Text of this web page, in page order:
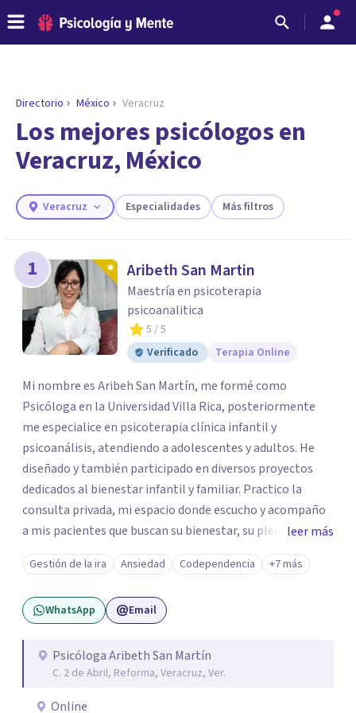
ENCONTRAR MI TERAPEUTA
¿Necesitas ayuda para encontrar el
psicólogo adecuado?
Responde a unas breves preguntas y te ofreceremos
necesidades.
Directorio México Veracruz
Los mejores psicólogos en
Veracruz, México
Veracruz Especialidades Más filtros
1 Aribeth San Martin
Maestría en psicoterapia
psicoanalitica
5 / 5
Verificado
Terapia Online
Mi nombre es Aribeh San Martín, me formé como
Psicóloga en la Universidad Villa Rica, posteriormente
me especialice en psicoterapia clínica infantil y
psicoanálisis, atendiendo a adolescentes y adultos. He
diseñado y también participado en diversos proyectos
dedicados al bienestar infantil y familiar. Practico la
consulta privada, mi espacio donde escucho y acompaño
a mis pacientes que buscan su bienestar, su plenitud y
crecimiento creativo, también a quienes desean su
crecimiento profesional, emocional, afectivo y social, así
como aquellos que necesitan recuperarse de traumas de
su niñez o recientes y que desean reconstruirse en su
para sentirse mas confiados y con mas recursos
emocionales para construirse un entorno satisfactorio.
leer más
Gestión de la ira Ansiedad Codependencia +7 más
WhatsApp Email
Psicóloga Aribeth San Martín
C. 2 de Abril, Reforma, Veracruz, Ver.
Online